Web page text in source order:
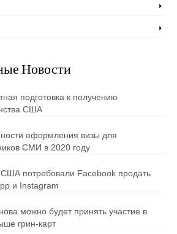
Новости
подготовка к получению
США
оформления визы для
СМИ в 2020 году
США потребовали Facebook продать
и Instagram
можно будет принять участие в
грин-карт